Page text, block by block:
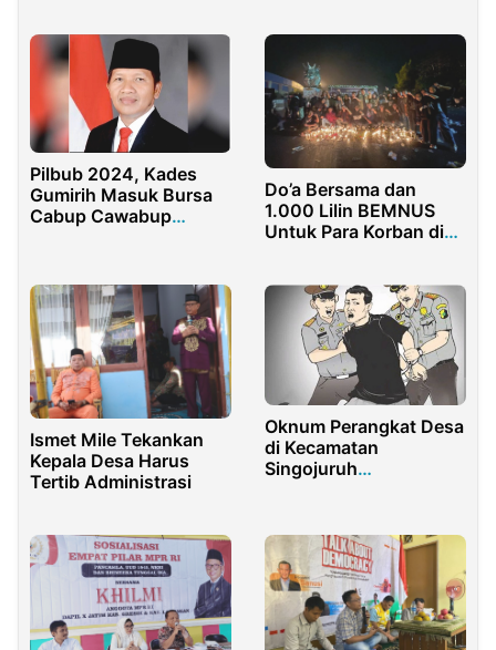
Pilbub 2024, Kades
Gumirih Masuk Bursa
Cabup Cawabup
Do’a Bersama dan
1.000 Lilin BEMNUS
Untuk Para Korban di
Ismet Mile Tekankan
Kepala Desa Harus
Tertib Administrasi
Oknum Perangkat Desa
di Kecamatan
Singojuruh
Polisi. Ini Kasusnya